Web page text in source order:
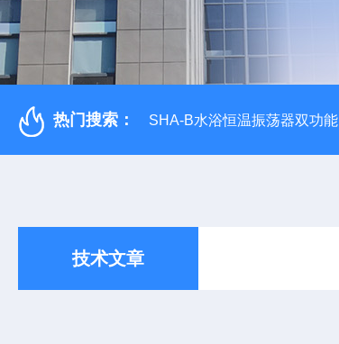
热门搜索： SHA-B水浴恒温振荡器双功能
技术文章